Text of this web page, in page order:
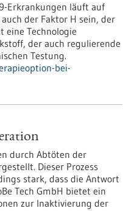
Erkrankungen läuft auf
der Faktor H sein, der
eine Technologie
der auch regulierende
Testung.
bei-
durch Abtöten der
Dieser Prozess
stark, dass die Antwort
Tech GmbH bietet ein
zur Inaktivierung der